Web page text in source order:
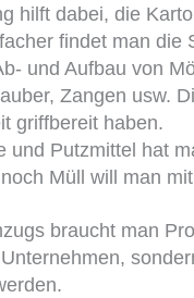
hilft dabei, die
findet man die
und Aufbau von
Zangen usw.
griffbereit haben.
und Putzmittel hat
Müll will man
braucht man